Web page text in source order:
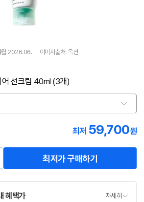
월 2026.06. 이미지출처: 옥션
어 선크림 40ml (3개)
최저 59,700원
최저가 구매하기
혜택가 자세히